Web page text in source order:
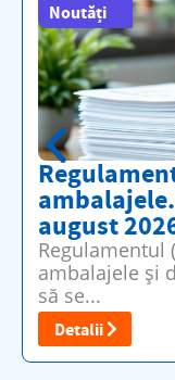
Noutăți
august
Regulamentul
ambalajele și
să se...
Detalii